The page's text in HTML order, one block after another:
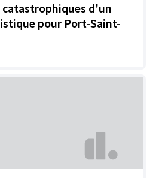
catastrophiques d'un
pour Port-Saint-